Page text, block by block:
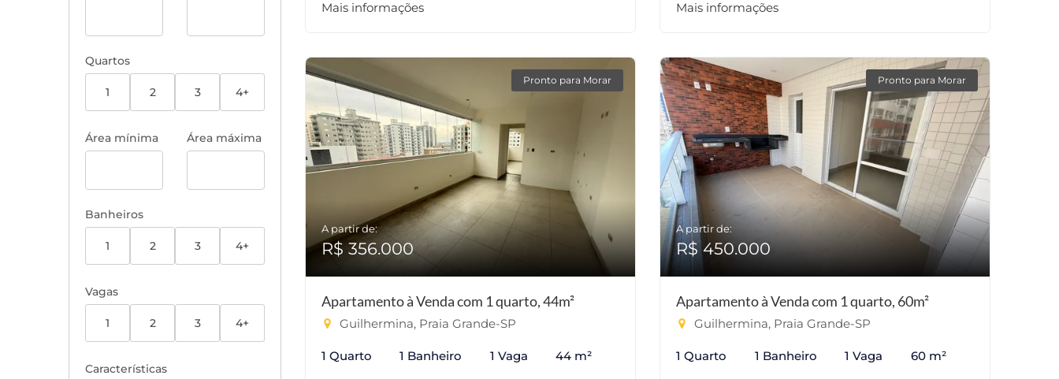
Quartos
1 2 3 4+
Área mínima Área máxima
Banheiros
1 2 3 4+
Vagas
1 2 3 4+
Características
Mais informações Mais informações
Pronto para Morar
A partir de:
R$ 356.000
Apartamento à Venda com 1 quarto, 44m²
Guilhermina, Praia Grande-SP
1 Quarto 1 Banheiro 1 Vaga 44 m²
Pronto para Morar
A partir de:
R$ 450.000
Apartamento à Venda com 1 quarto, 60m²
Guilhermina, Praia Grande-SP
1 Quarto 1 Banheiro 1 Vaga 60 m²